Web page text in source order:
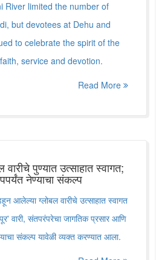
River limited the number of
but devotees at Dehu and
to celebrate the spirit of the
service and devotion.
Read More
पुण्यात उत्साहात स्वागत;
नेण्याचा संकल्प
आलेल्या ग्लोबल वारीचे उत्साहात स्वागत
वारी, संतपरंपरेचा जागतिक प्रसार आणि
संकल्प यावेळी व्यक्त करण्यात आला.